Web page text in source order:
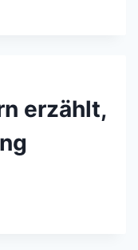
erzählt,